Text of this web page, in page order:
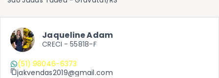
Jaqueline Adam
CRECI - 55818-F
(51) 98046-6373
jakvendas2019@gmail.com